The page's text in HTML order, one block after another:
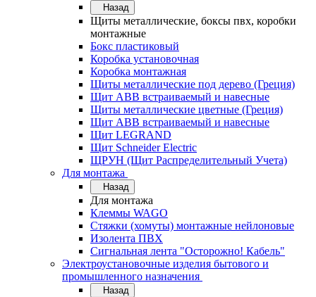
Назад
Щиты металлические, боксы пвх, коробки
монтажные
Бокс пластиковый
Коробка установочная
Коробка монтажная
Щиты металлические под дерево (Греция)
Щит ABB встраиваемый и навесные
Щиты металлические цветные (Греция)
Щит ABB встраиваемый и навесные
Щит LEGRAND
Щит Schneider Electric
ЩРУН (Щит Распределительный Учета)
Для монтажа
Назад
Для монтажа
Клеммы WAGO
Стяжки (хомуты) монтажные нейлоновые
Изолента ПВХ
Сигнальная лента "Осторожно! Кабель"
Электроустановочные изделия бытового и
промышленного назначения
Назад